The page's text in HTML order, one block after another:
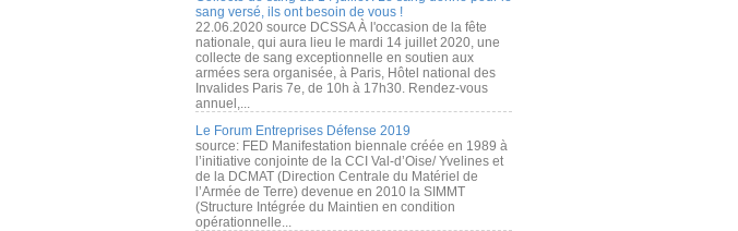
sang versé, ils ont besoin de vous !
22.06.2020 source DCSSA À l'occasion de la fête
nationale, qui aura lieu le mardi 14 juillet 2020, une
collecte de sang exceptionnelle en soutien aux
armées sera organisée, à Paris, Hôtel national des
Invalides Paris 7e, de 10h à 17h30. Rendez-vous
annuel,...
Le Forum Entreprises Défense 2019
source: FED Manifestation biennale créée en 1989 à
l’initiative conjointe de la CCI Val-d’Oise/ Yvelines et
de la DCMAT (Direction Centrale du Matériel de
l’Armée de Terre) devenue en 2010 la SIMMT
(Structure Intégrée du Maintien en condition
opérationnelle...